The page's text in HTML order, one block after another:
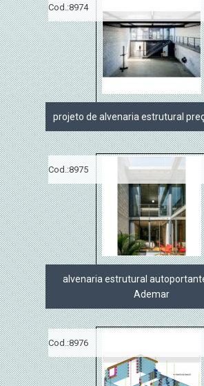
Cod.:8974
projeto de alvenaria estrutural
Cod.:8975
alvenaria estrutural
Ademar
Cod.:8976